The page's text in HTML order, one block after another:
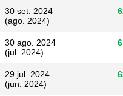
30 set. 2024
(ago. 2024)
30 ago. 2024
(jul. 2024)
29 jul. 2024
(jun. 2024)